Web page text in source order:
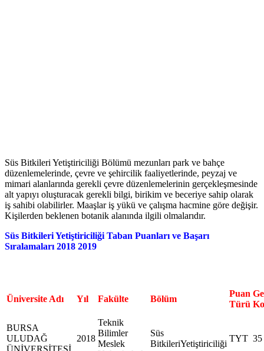
Süs Bitkileri Yetiştiriciliği Bölümü mezunları park ve bahçe
düzenlemelerinde, çevre ve şehircilik faaliyetlerinde, peyzaj ve
mimari alanlarında gerekli çevre düzenlemelerinin gerçekleşmesinde
alt yapıyı oluşturacak gerekli bilgi, birikim ve beceriye sahip olarak
iş sahibi olabilirler. Maaşlar iş yükü ve çalışma hacmine göre değişir.
Kişilerden beklenen botanik alanında ilgili olmalarıdır.
Süs Bitkileri Yetiştiriciliği Taban Puanları ve Başarı
Sıralamaları 2018 2019
Üniversite Adı Yıl Fakülte Bölüm
Puan
Türü
BURSA
ULUDAĞ
ÜNİVERSİTESİ
2018
Teknik
Bilimler
Meslek
Süs
BitkileriYetiştiriciliği
TYT 35